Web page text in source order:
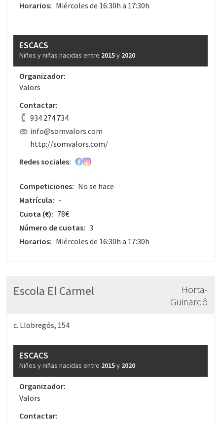
Horarios: Miércoles de 16:30h a 17:30h
ESCACS
Niños y niñas nacidas entre 2015y 2020
Organizador:
Valors
Contactar:
934 274 734
info@somvalors.com
http://somvalors.com/
Redes sociales:
Competiciones: No se hace
Matrícula: -
Cuota (€): 78€
Número de cuotas: 3
Horarios: Miércoles de 16:30h a 17:30h
Escola El Carmel
Horta-
Guinardó
c. Llobregós, 154
ESCACS
Niños y niñas nacidas entre 2015y 2020
Organizador:
Valors
Contactar: